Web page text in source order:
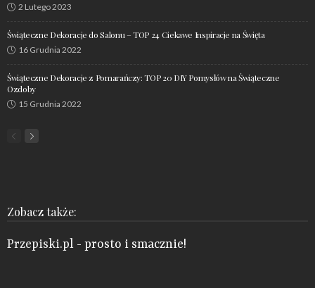
2 Lutego 2023
Świąteczne Dekoracje do Salonu – TOP 24 Ciekawe Inspiracje na Święta
16 Grudnia 2022
Świąteczne Dekoracje z Pomarańczy: TOP 20 DIY Pomysłów na Świąteczne
Ozdoby
15 Grudnia 2022
Zobacz także:
Przepiski.pl - prosto i smacznie!